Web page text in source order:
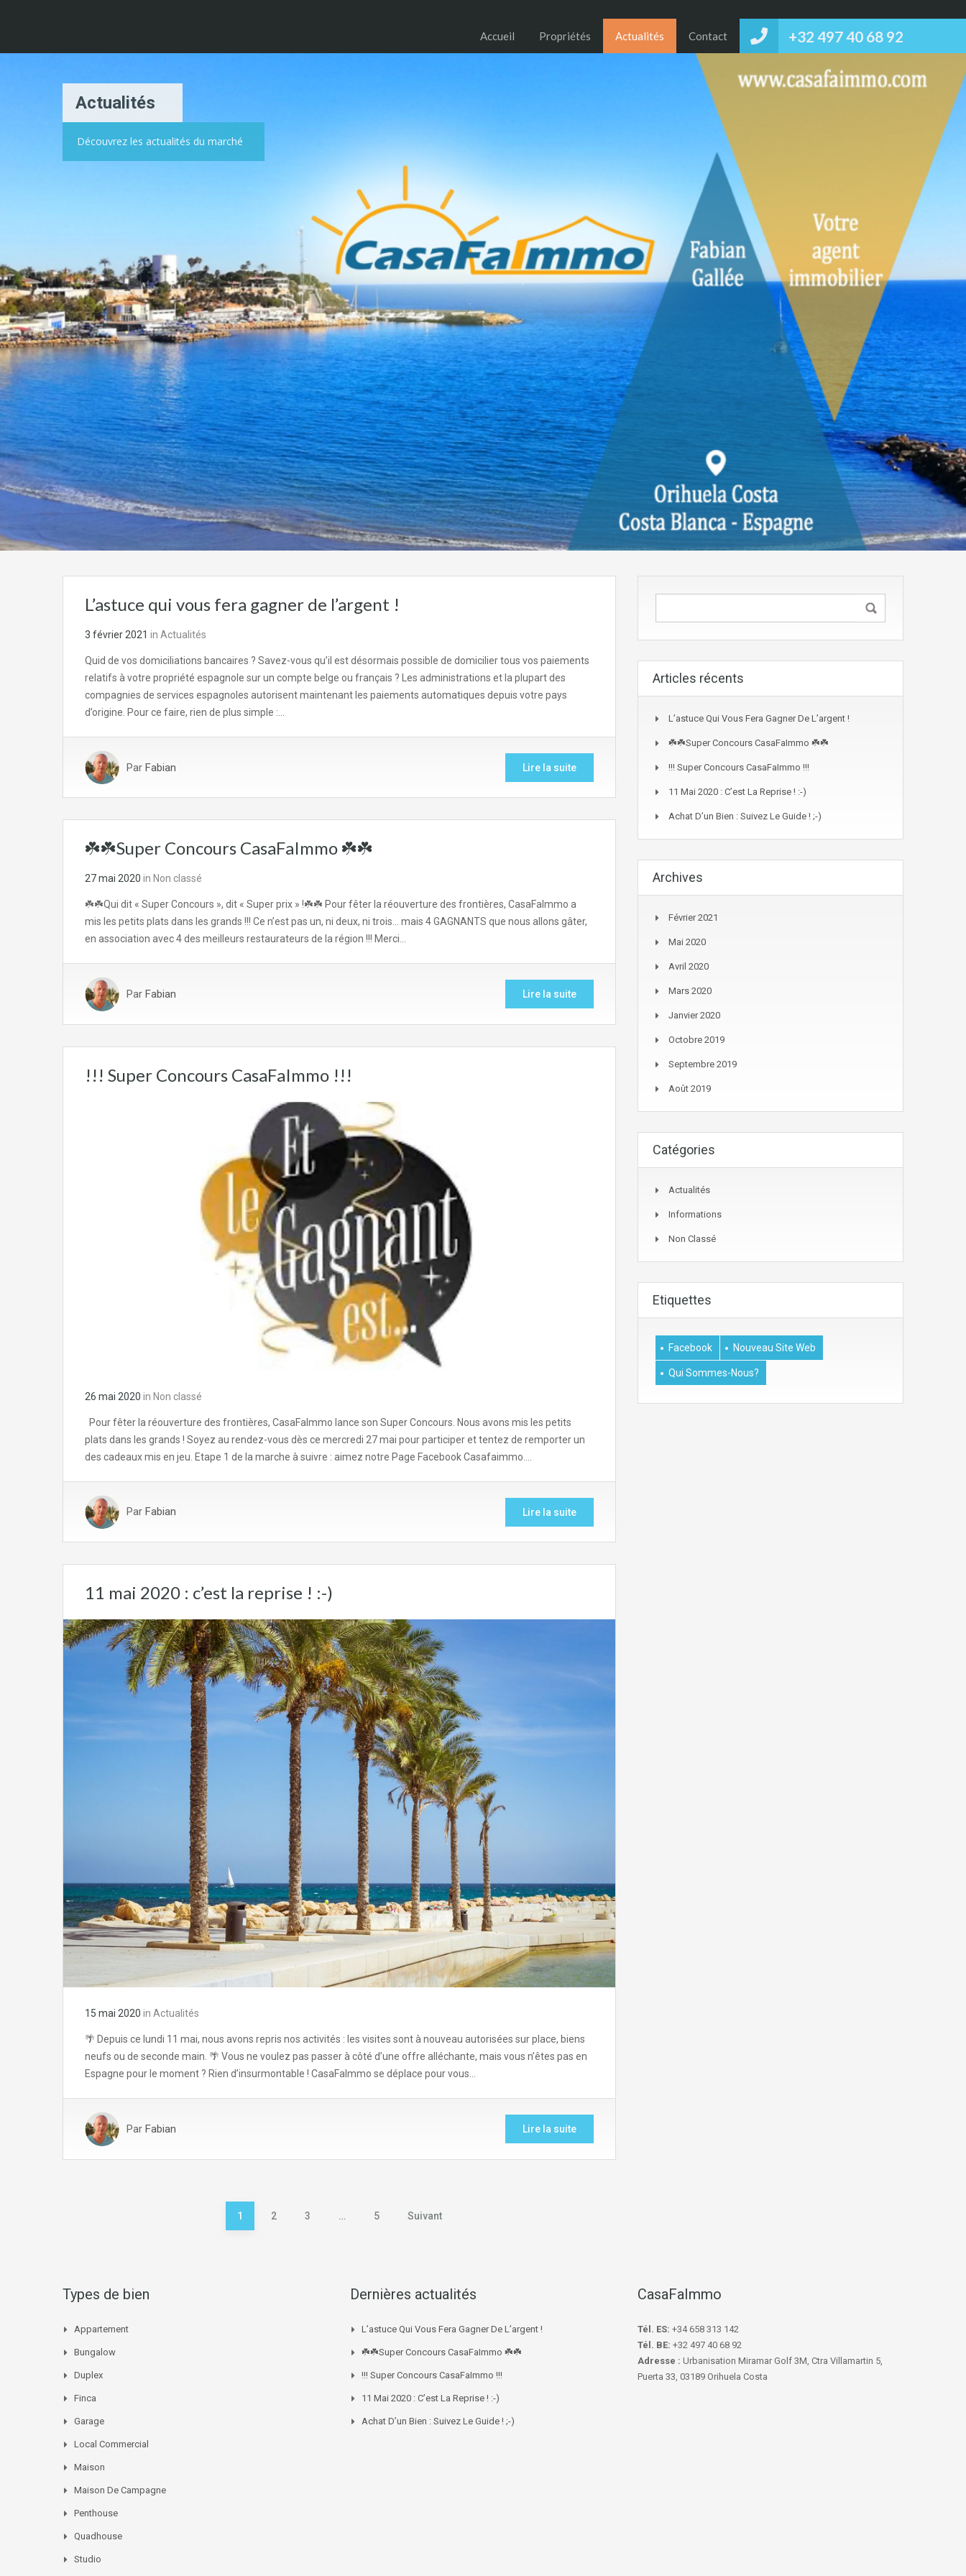
+32 497 40 68 92‬
Accueil Propriétés Actualités Contact
Actualités
Découvrez les actualités du marché
L’astuce qui vous fera gagner de l’argent !
3 février 2021 in Actualités
Quid de vos domiciliations bancaires ? Savez-vous qu’il est désormais possible de domicilier tous vos paiements
relatifs à votre propriété espagnole sur un compte belge ou français ? Les administrations et la plupart des
compagnies de services espagnoles autorisent maintenant les paiements automatiques depuis votre pays
d’origine. Pour ce faire, rien de plus simple :…
Par Fabian Lire la suite
☘️☘️Super Concours CasaFaImmo ☘️☘️
27 mai 2020 in Non classé
☘️☘️Qui dit « Super Concours », dit « Super prix » !☘️☘️ Pour fêter la réouverture des frontières, CasaFaImmo a
mis les petits plats dans les grands !!! Ce n’est pas un, ni deux, ni trois… mais 4 GAGNANTS que nous allons gâter,
en association avec 4 des meilleurs restaurateurs de la région !!! Merci…
Par Fabian Lire la suite
!!! Super Concours CasaFaImmo !!!
26 mai 2020 in Non classé
Pour fêter la réouverture des frontières, CasaFaImmo lance son Super Concours. Nous avons mis les petits
plats dans les grands ! Soyez au rendez-vous dès ce mercredi 27 mai pour participer et tentez de remporter un
des cadeaux mis en jeu. Etape 1 de la marche à suivre : aimez notre Page Facebook Casafaimmo….
Par Fabian Lire la suite
11 mai 2020 : c’est la reprise ! :-)
15 mai 2020 in Actualités
🌴 Depuis ce lundi 11 mai, nous avons repris nos activités : les visites sont à nouveau autorisées sur place, biens
neufs ou de seconde main. 🌴 Vous ne voulez pas passer à côté d’une offre alléchante, mais vous n’êtes pas en
Espagne pour le moment ? Rien d’insurmontable ! CasaFaImmo se déplace pour vous…
Par Fabian Lire la suite
1 2 3 … 5 Suivant
Articles récents
L’astuce Qui Vous Fera Gagner De L’argent !
☘️☘️Super Concours CasaFaImmo ☘️☘️
!!! Super Concours CasaFaImmo !!!
11 Mai 2020 : C’est La Reprise ! :-)
Achat D’un Bien : Suivez Le Guide ! ;-)
Archives
Février 2021
Mai 2020
Avril 2020
Mars 2020
Janvier 2020
Octobre 2019
Septembre 2019
Août 2019
Catégories
Actualités
Informations
Non Classé
Etiquettes
Facebook Nouveau Site Web
Qui Sommes-Nous?
Types de bien
Appartement
Bungalow
Duplex
Finca
Garage
Local Commercial
Maison
Maison De Campagne
Penthouse
Quadhouse
Studio
Dernières actualités
L’astuce Qui Vous Fera Gagner De L’argent !
☘️☘️Super Concours CasaFaImmo ☘️☘️
!!! Super Concours CasaFaImmo !!!
11 Mai 2020 : C’est La Reprise ! :-)
Achat D’un Bien : Suivez Le Guide ! ;-)
CasaFaImmo
Tél. ES: +34 658 313 142
Tél. BE: +32 497 40 68 92
Adresse : Urbanisation Miramar Golf 3M, Ctra Villamartin 5,
Puerta 33, 03189 Orihuela Costa